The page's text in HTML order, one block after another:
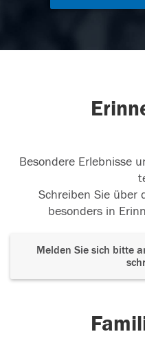
Besondere Erlebnisse
Schreiben Sie über
besonders in
Melden Sie sich bitte